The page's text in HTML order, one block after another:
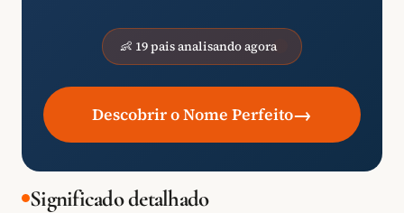
👶 19 pais analisando agora
Descobrir o Nome Perfeito→
Significado detalhado